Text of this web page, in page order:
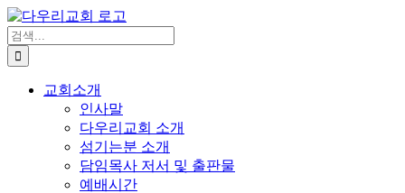
Skip
to
content
검
색
...
교회소개
인사말
다우리교회 소개
섬기는분 소개
담임목사 저서 및 출판물
예배시간